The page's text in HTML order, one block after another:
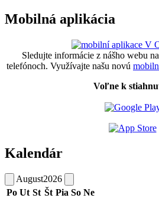
Mobilná aplikácia
Sledujte informácie z nášho webu
telefónoch. Využívajte našu novú
Voľne k
Kalendár
August2026
Po Ut St Št Pia So Ne